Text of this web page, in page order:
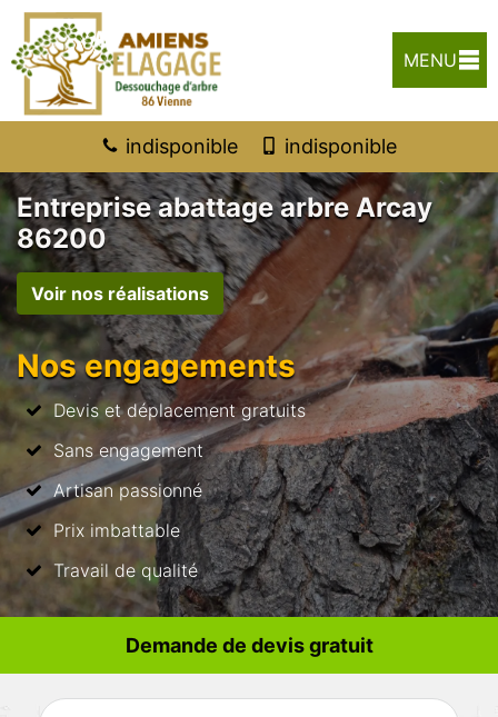
MENU
indisponible indisponible
Entreprise abattage arbre Arcay
86200
Voir nos réalisations
Nos engagements
Devis et déplacement gratuits
Sans engagement
Artisan passionné
Prix imbattable
Travail de qualité
Demande de devis gratuit